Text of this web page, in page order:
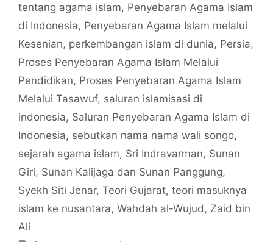
tentang agama islam, Penyebaran Agama Islam
di Indonesia, Penyebaran Agama Islam melalui
Kesenian, perkembangan islam di dunia, Persia,
Proses Penyebaran Agama Islam Melalui
Pendidikan, Proses Penyebaran Agama Islam
Melalui Tasawuf, saluran islamisasi di
indonesia, Saluran Penyebaran Agama Islam di
Indonesia, sebutkan nama nama wali songo,
sejarah agama islam, Sri Indravarman, Sunan
Giri, Sunan Kalijaga dan Sunan Panggung,
Syekh Siti Jenar, Teori Gujarat, teori masuknya
islam ke nusantara, Wahdah al-Wujud , Zaid bin
Ali